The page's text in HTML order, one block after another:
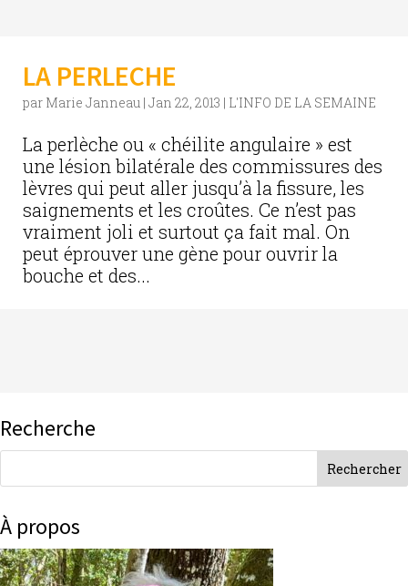
LA PERLECHE
par Marie Janneau | Jan 22, 2013 | L'INFO DE LA SEMAINE
La perlèche ou « chéilite angulaire » est
une lésion bilatérale des commissures des
lèvres qui peut aller jusqu’à la fissure, les
saignements et les croûtes. Ce n’est pas
vraiment joli et surtout ça fait mal. On
peut éprouver une gène pour ouvrir la
bouche et des...
Recherche
À propos